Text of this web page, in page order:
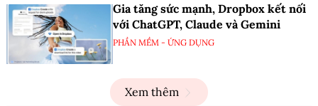
Gia tăng sức mạnh, Dropbox kết nối
với ChatGPT, Claude và Gemini
PHẦN MỀM - ỨNG DỤNG
Xem thêm